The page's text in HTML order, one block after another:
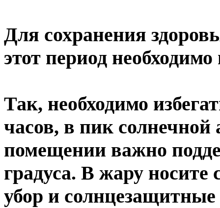
Для сохранения
этот период
Так, необходимо
часов, в пик
помещении важно
градуса. В жару носите
убор и